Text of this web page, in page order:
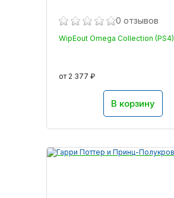
0 отзывов
WipEout Omega Collection (PS4)
от 2 377 ₽
В корзину